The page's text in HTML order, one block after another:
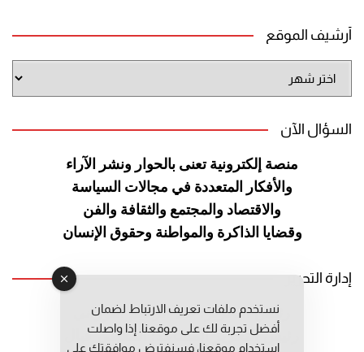
أرشيف الموقع
الموقع
السؤال الآن
منصة إلكترونية تعنى بالحوار ونشر الآراء
والأفكار المتعددة في مجالات السياسة
والاقتصاد والمجتمع والثقافة والفن
وقضايا الذاكرة والمواطنة وحقوق الإنسان
إدارة التحرير
رئيس التحرير: عبد الرحيم التوراني
رئيس التحرير المساعد: المعطي قبال
نستخدم ملفات تعريف الارتباط لضمان
أفضل تجربة لك على موقعنا. إذا واصلت
استخدام موقعنا، فسنفترض موافقتك على